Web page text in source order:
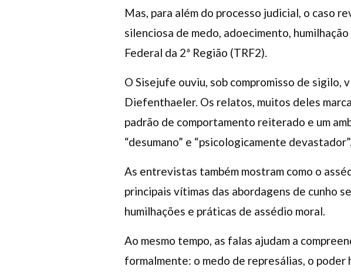
Mas, para além do processo judicial, o caso
silenciosa de medo, adoecimento,
Federal da 2ª Região (TRF2).
O Sisejufe ouviu, sob compromisso de
Diefenthaeler. Os relatos, muitos deles
padrão de comportamento reiterado e um
“desumano” e “psicologicamente devastador”.
As entrevistas também mostram como o
principais vítimas das abordagens de cunho
humilhações e práticas de assédio moral.
Ao mesmo tempo, as falas ajudam a
formalmente: o medo de represálias, o poder